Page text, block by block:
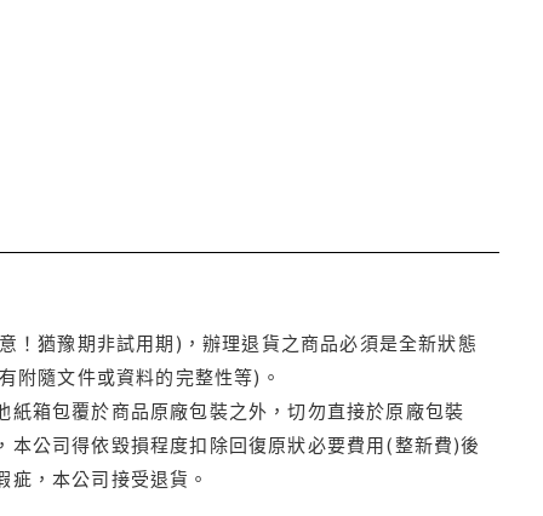
！猶豫期非試用期)，辦理退貨之商品必須是全新狀態
附隨文件或資料的完整性等)。
箱包覆於商品原廠包裝之外，切勿直接於原廠包裝
公司得依毀損程度扣除回復原狀必要費用(整新費)後
，本公司接受退貨。